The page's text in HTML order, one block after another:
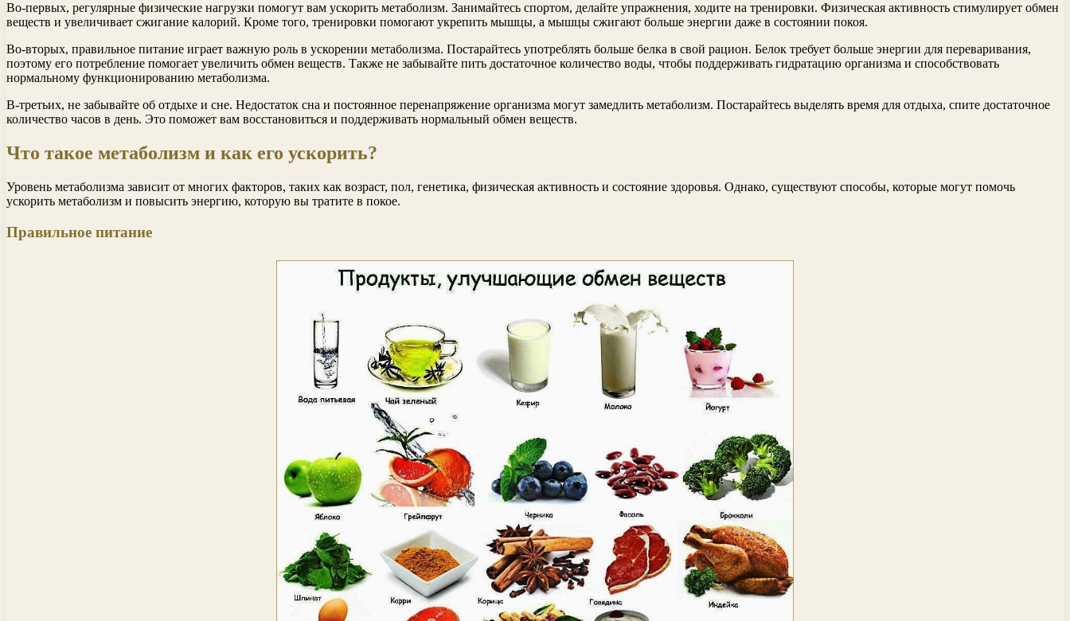
Во-первых, регулярные физические нагрузки помогут вам ускорить метаболизм. Занимайтесь спортом, делайте упражнения, ходите на тренировки. Физическая активность стимулирует обмен
веществ и увеличивает сжигание калорий. Кроме того, тренировки помогают укрепить мышцы, а мышцы сжигают больше энергии даже в состоянии покоя.
Во-вторых, правильное питание играет важную роль в ускорении метаболизма. Постарайтесь употреблять больше белка в свой рацион. Белок требует больше энергии для переваривания,
поэтому его потребление помогает увеличить обмен веществ. Также не забывайте пить достаточное количество воды, чтобы поддерживать гидратацию организма и способствовать
нормальному функционированию метаболизма.
В-третьих, не забывайте об отдыхе и сне. Недостаток сна и постоянное перенапряжение организма могут замедлить метаболизм. Постарайтесь выделять время для отдыха, спите достаточное
количество часов в день. Это поможет вам восстановиться и поддерживать нормальный обмен веществ.
Что такое метаболизм и как его ускорить?
Уровень метаболизма зависит от многих факторов, таких как возраст, пол, генетика, физическая активность и состояние здоровья. Однако, существуют способы, которые могут помочь
ускорить метаболизм и повысить энергию, которую вы тратите в покое.
Правильное питание